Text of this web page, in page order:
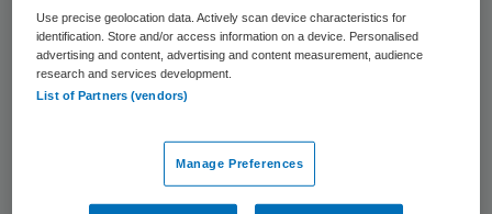
Uit eerder onderzoek van
Patiëntenfederatie Nederland bleek dat
zo’n 1 op de 5 Nederlanders die in 2022
heeft of uitgesteld uit
kostenoverwegingen. Vooral de tandarts en
Use precise geolocation data. Actively scan device characteristics for
identification. Store and/or access information on a device. Personalised
advertising and content, advertising and content measurement, audience
research and services development.
List of Partners (vendors)
Manage Preferences